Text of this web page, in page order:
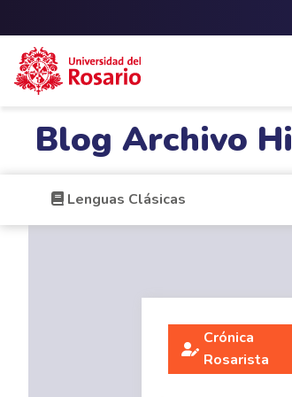
Blog Archivo
Lenguas Clásicas
Crónica
Rosarista